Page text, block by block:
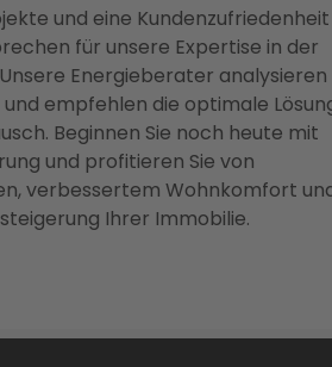
und eine Kundenzufriedenheit
für unsere Expertise in der
Energieberater analysieren
empfehlen die optimale
Beginnen Sie noch heute mit
und profitieren Sie von
verbessertem Wohnkomfort
Ihrer Immobilie.